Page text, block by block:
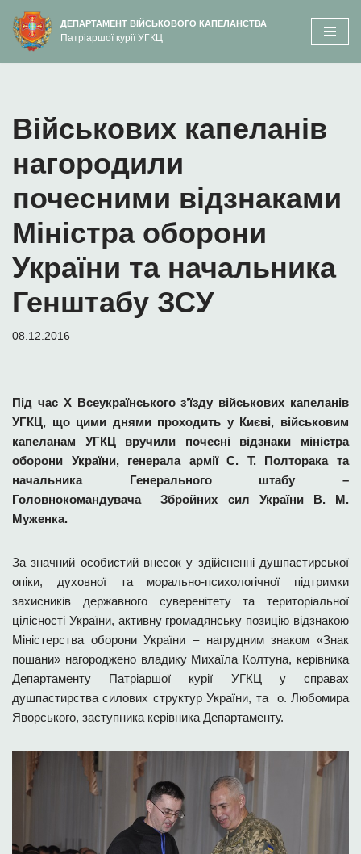
вмісту
Перейти
до
ДЕПАРТАМЕНТ ВІЙСЬКОВОГО КАПЕЛАНСТВА
Патріаршої курії УГКЦ
Військових капеланів
нагородили
почесними відзнаками
Міністра оборони
України та начальника
Генштабу ЗСУ
08.12.2016
Під час Х Всеукраїнського з’їзду військових капеланів
УГКЦ, що цими днями проходить у Києві, військовим
капеланам УГКЦ вручили почесні відзнаки міністра
оборони України, генерала армії С. Т. Полторака та
начальника Генерального штабу –
Головнокомандувача Збройних сил України В. М.
Муженка.
За значний особистий внесок у здійсненні душпастирської
опіки, духовної та морально-психологічної підтримки
захисників державного суверенітету та територіальної
цілісності України, активну громадянську позицію відзнакою
Міністерства оборони України – нагрудним знаком «Знак
пошани» нагороджено владику Михаїла Колтуна, керівника
Департаменту Патріаршої курії УГКЦ у справах
душпастирства силових структур України, та о. Любомира
Яворського, заступника керівника Департаменту.